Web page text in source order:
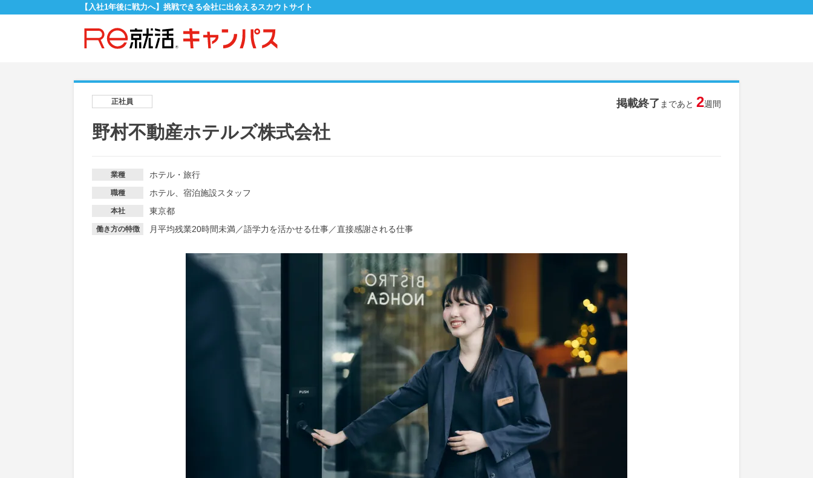
【入社1年後に戦力へ】挑戦できる会社に出会えるスカウトサイト
正社員 掲載終了 まであと 2週間
野村不動産ホテルズ株式会社
業種 ホテル・旅行
職種 ホテル、宿泊施設スタッフ
本社 東京都
働き方の特徴 月平均残業20時間未満／語学力を活かせる仕事／直接感謝される仕事